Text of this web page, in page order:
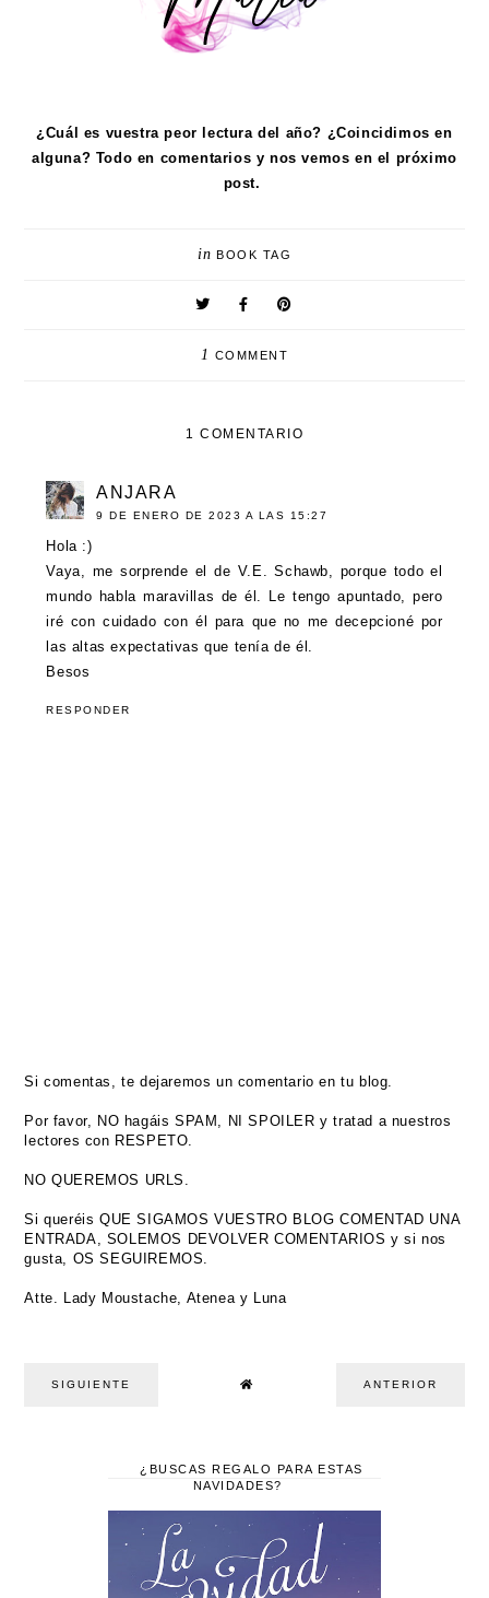
¿Cuál es vuestra peor lectura del año? ¿Coincidimos en
alguna? Todo en comentarios y nos vemos en el próximo
post.
in BOOK TAG
1 COMMENT
1 COMENTARIO
ANJARA
9 DE ENERO DE 2023 A LAS 15:27
Hola :)
Vaya, me sorprende el de V.E. Schawb, porque todo el
mundo habla maravillas de él. Le tengo apuntado, pero
iré con cuidado con él para que no me decepcioné por
las altas expectativas que tenía de él.
Besos
RESPONDER
Si comentas, te dejaremos un comentario en tu blog.
Por favor, NO hagáis SPAM, NI SPOILER y tratad a nuestros
lectores con RESPETO.
NO QUEREMOS URLS.
Si queréis QUE SIGAMOS VUESTRO BLOG COMENTAD UNA
ENTRADA, SOLEMOS DEVOLVER COMENTARIOS y si nos
gusta, OS SEGUIREMOS.
Atte. Lady Moustache, Atenea y Luna
SIGUIENTE ANTERIOR
¿BUSCAS REGALO PARA ESTAS
NAVIDADES?